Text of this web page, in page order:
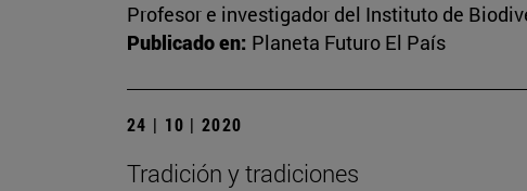
Profesor e investigador del Instituto de
Publicado en: Planeta Futuro El País
24 | 10 | 2020
Tradición y tradiciones